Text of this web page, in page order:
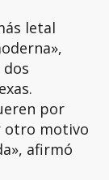
letal
por
otro motivo
afirmó